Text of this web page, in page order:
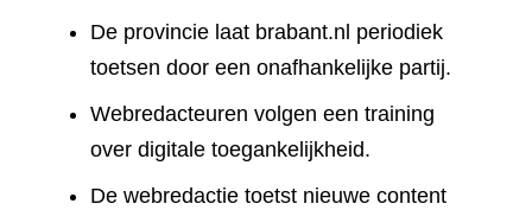
De provincie laat brabant.nl periodiek
toetsen door een onafhankelijke partij.
Webredacteuren volgen een training
over digitale toegankelijkheid.
De webredactie toetst nieuwe content